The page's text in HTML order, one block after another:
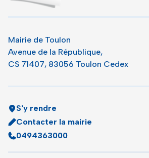
Mairie de Toulon
Avenue de la République,
CS 71407, 83056 Toulon Cedex
S'y rendre
Contacter la mairie
0494363000